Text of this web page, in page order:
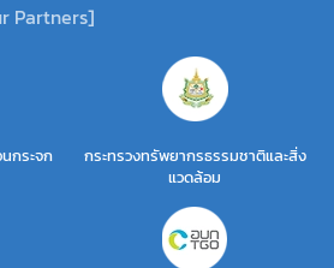
Partners]
กระจก
กระทรวงทรัพยากรธรรมชาติและสิ่ง
แวดล้อม